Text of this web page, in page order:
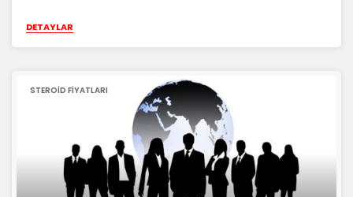
DETAYLAR
STEROID FIYATLARI